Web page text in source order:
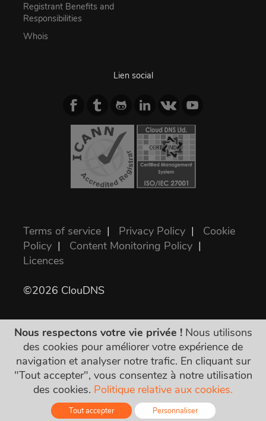
Registrant Benefits and
Responsibilities
Whois
Lien social
Terms of service | Privacy Policy | Cookie
Policy | Content Monitoring Policy |
Licences
©2026 ClouDNS
Tous les prix sont définitifs et incluent toutes
les taxes requises. Pas d'autres frais cachés !
Nous respectons votre vie privée !Nous utilisons
des cookies pour améliorer votre expérience de
navigation et analyser notre trafic. En cliquant sur
"Tout accepter", vous consentez à notre utilisation
des cookies. Politique relative aux cookies.
Tout accepter Personnaliser